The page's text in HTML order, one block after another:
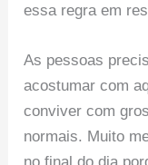
essa regra em
As pessoas
acostumar com
conviver com
normais. Muito